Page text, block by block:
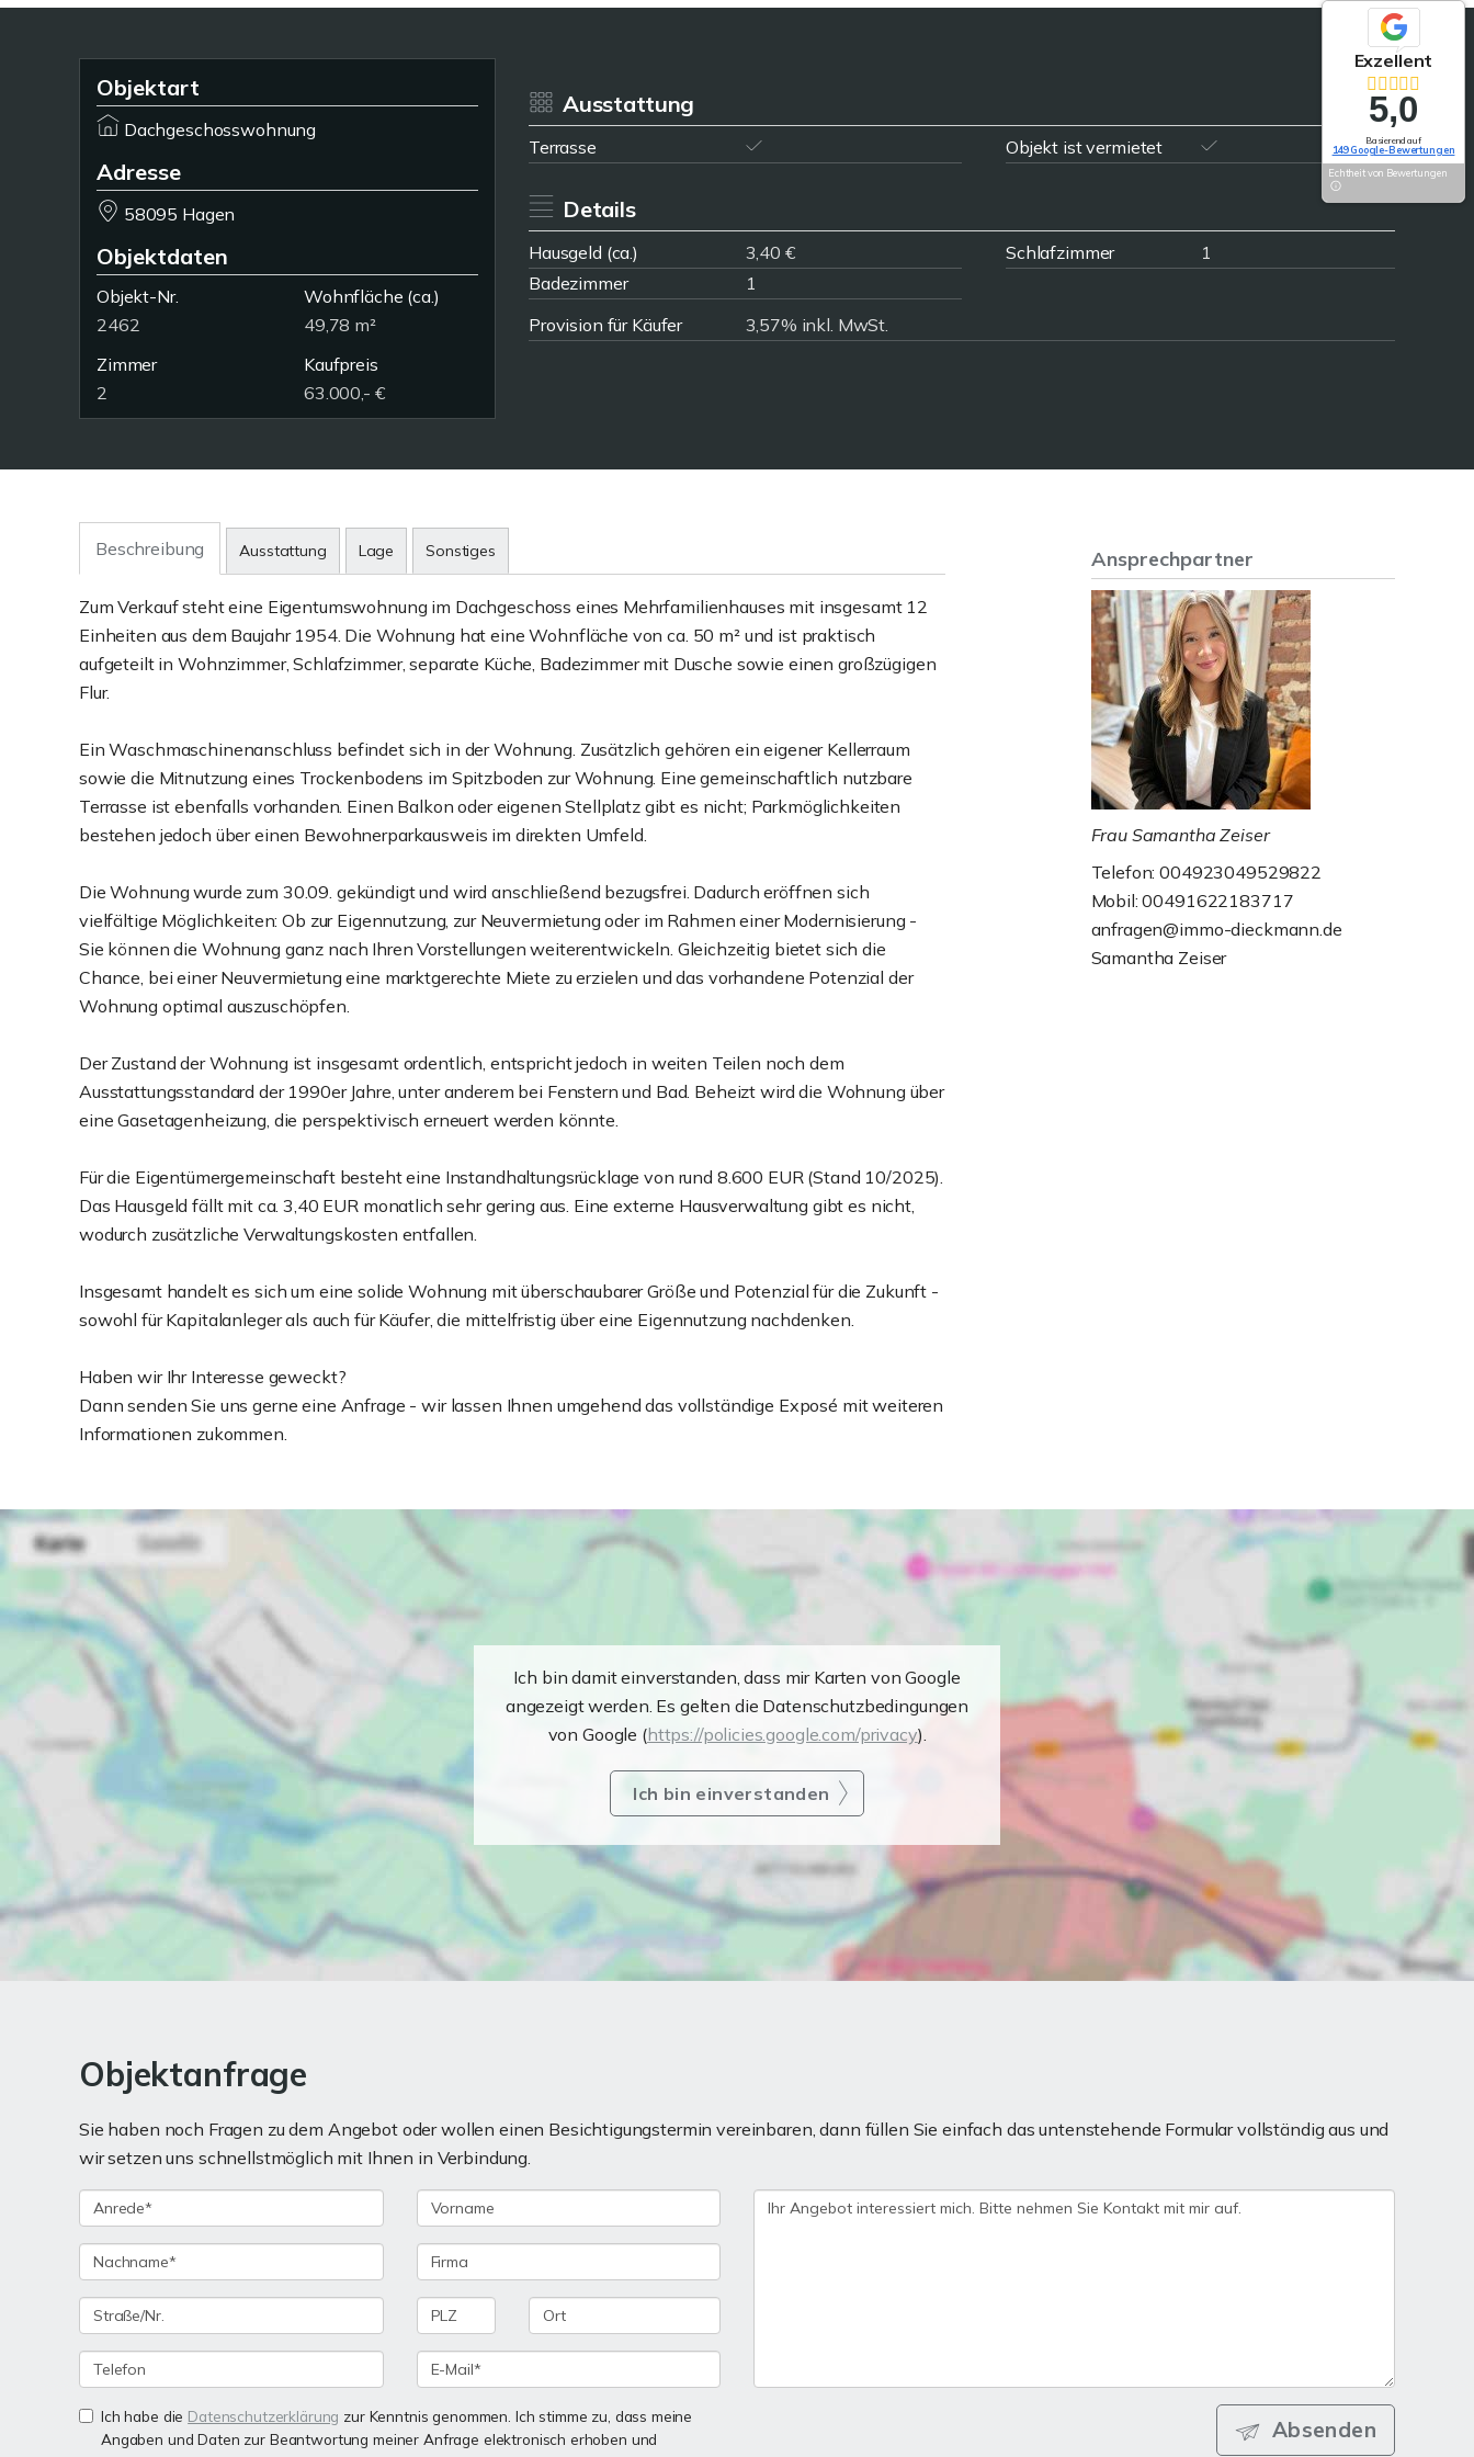
Objektart
Dachgeschosswohnung
Adresse
58095 Hagen
Objektdaten
Objekt-Nr.
2462
Wohnfläche (ca.)
49,78 m²
Zimmer
2
Kaufpreis
63.000,- €
Ausstattung
Terrasse Objekt ist vermietet
Details
Hausgeld (ca.) 3,40 € Schlafzimmer
1
Badezimmer
1
Provision für Käufer
3,57% inkl. MwSt.
Beschreibung Ausstattung Lage Sonstiges
Zum Verkauf steht eine Eigentumswohnung im Dachgeschoss eines Mehrfamilienhauses mit insgesamt 12
Einheiten aus dem Baujahr 1954. Die Wohnung hat eine Wohnfläche von ca. 50 m² und ist praktisch
aufgeteilt in Wohnzimmer, Schlafzimmer, separate Küche, Badezimmer mit Dusche sowie einen großzügigen
Flur.
Ein Waschmaschinenanschluss befindet sich in der Wohnung. Zusätzlich gehören ein eigener Kellerraum
sowie die Mitnutzung eines Trockenbodens im Spitzboden zur Wohnung. Eine gemeinschaftlich nutzbare
Terrasse ist ebenfalls vorhanden. Einen Balkon oder eigenen Stellplatz gibt es nicht; Parkmöglichkeiten
bestehen jedoch über einen Bewohnerparkausweis im direkten Umfeld.
Die Wohnung wurde zum 30.09. gekündigt und wird anschließend bezugsfrei. Dadurch eröffnen sich
vielfältige Möglichkeiten: Ob zur Eigennutzung, zur Neuvermietung oder im Rahmen einer Modernisierung -
Sie können die Wohnung ganz nach Ihren Vorstellungen weiterentwickeln. Gleichzeitig bietet sich die
Chance, bei einer Neuvermietung eine marktgerechte Miete zu erzielen und das vorhandene Potenzial der
Wohnung optimal auszuschöpfen.
Der Zustand der Wohnung ist insgesamt ordentlich, entspricht jedoch in weiten Teilen noch dem
Ausstattungsstandard der 1990er Jahre, unter anderem bei Fenstern und Bad. Beheizt wird die Wohnung über
eine Gasetagenheizung, die perspektivisch erneuert werden könnte.
Für die Eigentümergemeinschaft besteht eine Instandhaltungsrücklage von rund 8.600 EUR (Stand 10/2025).
Das Hausgeld fällt mit ca. 3,40 EUR monatlich sehr gering aus. Eine externe Hausverwaltung gibt es nicht,
wodurch zusätzliche Verwaltungskosten entfallen.
Insgesamt handelt es sich um eine solide Wohnung mit überschaubarer Größe und Potenzial für die Zukunft -
sowohl für Kapitalanleger als auch für Käufer, die mittelfristig über eine Eigennutzung nachdenken.
Haben wir Ihr Interesse geweckt?
Dann senden Sie uns gerne eine Anfrage - wir lassen Ihnen umgehend das vollständige Exposé mit weiteren
Informationen zukommen.
Ansprechpartner
Frau Samantha Zeiser
Telefon: 004923049529822
Mobil: 00491622183717
anfragen@immo-dieckmann.de
Samantha Zeiser
Ich bin damit einverstanden, dass mir Karten von Google
angezeigt werden. Es gelten die Datenschutzbedingungen
von Google (https://policies.google.com/privacy).
Ich bin einverstanden
Objektanfrage
Sie haben noch Fragen zu dem Angebot oder wollen einen Besichtigungstermin vereinbaren, dann füllen Sie einfach das untenstehende Formular vollständig aus und
wir setzen uns schnellstmöglich mit Ihnen in Verbindung.
Ich habe die Datenschutzerklärung zur Kenntnis genommen. Ich stimme zu, dass meine
Angaben und Daten zur Beantwortung meiner Anfrage elektronisch erhoben und
Absenden
Exzellent
5,0
Basierend auf
149 Google-Bewertungen
Echtheit von Bewertungen